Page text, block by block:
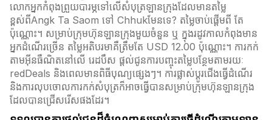
លោកអ្នកកំពុងព្រួយបារម្ភទៅលើសំបុត្រឡានក្រុងដែលមានតម្លៃ
ខ្ពស់ពីAngk Ta Saom ទៅ Chhukមែនទេ? តម្លៃចាប់ផ្តើមពី តែ
ប៉ុណ្ណោះ។ សម្រាប់ក្រុមហ៊ុនឡានក្រុងមួយចំនួន ឬ ក្នុងរដូវកាលកំពុងមាន
អ្នកដំណើរច្រើន តម្លៃអតិបរមាគឺត្រឹមតែ USD 12.00 ប៉ុណ្ណោះ។ ការកក់
តាមអ៊ីនធឺណិតនៅលើ រេដបឹស ផ្តល់ជូនការបញ្ចុះតម្លៃបន្ថែមតាមរយៈ
redDeals និងពេលមានពិធីបុណ្យផ្សេងៗ។ ការផ្លាស់ប្ដូរជើងធ្វើដំណើរ
និងការលុបចោលការកក់សំបុត្រក៏អាចធ្វើបានសម្រាប់ក្រុមហ៊ុនឡានក្រុង
ដែលបានជ្រើសរើសផងដែរ។